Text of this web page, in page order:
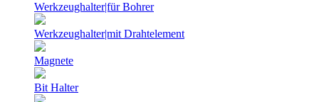
Werkzeughalter|für Bohrer
Werkzeughalter|mit Drahtelement
Magnete
Bit Halter